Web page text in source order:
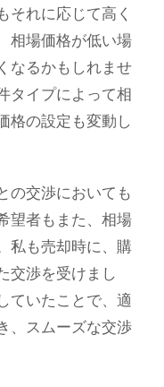
それに応じて高く
相場価格が低い場
なるかもしれませ
タイプによって相
格の設定も変動し
の交渉においても
望者もまた、相場
私も売却時に、購
交渉を受けまし
ていたことで、適
、スムーズな交渉